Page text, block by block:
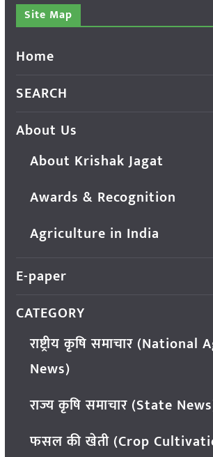
Site Map
Home
SEARCH
About Us
About Krishak Jagat
Awards & Recognition
Agriculture in India
E-paper
CATEGORY
राष्ट्रीय कृषि समाचार
News)
राज्य कृषि समाचार (State
फसल की खेती (Crop